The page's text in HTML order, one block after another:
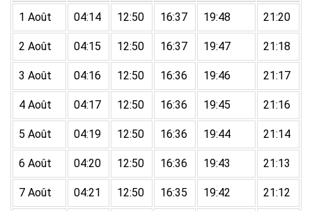
1 Août 04:14 12:50 16:37 19:48 21:20
2 Août 04:15 12:50 16:37 19:47 21:18
3 Août 04:16 12:50 16:36 19:46 21:17
4 Août 04:17 12:50 16:36 19:45 21:16
5 Août 04:19 12:50 16:36 19:44 21:14
6 Août 04:20 12:50 16:36 19:43 21:13
7 Août 04:21 12:50 16:35 19:42 21:12